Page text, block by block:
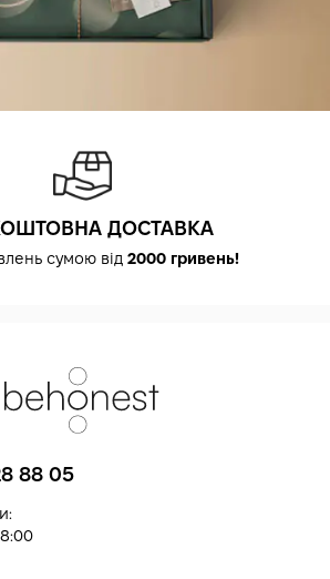
ДОСТАВКА
сумою від 2000 гривень!
88 05